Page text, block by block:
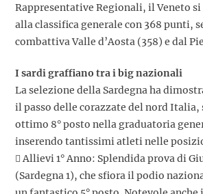
Rappresentative Regionali, il Veneto
alla classifica generale con 368 punti,
combattiva Valle d’Aosta (358) e dal
I sardi graffiano tra i big nazionali
La selezione della Sardegna ha
il passo delle corazzate del nord Italia,
ottimo 8° posto nella graduatoria
inserendo tantissimi atleti nelle
 Allievi 1° Anno: Splendida prova di
(Sardegna 1), che sfiora il podio